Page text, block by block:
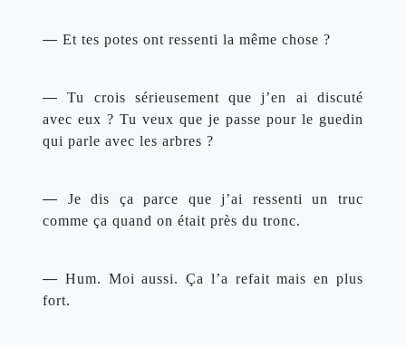
— Et tes potes ont ressenti la même chose ?
— Tu crois sérieusement que j’en ai discuté
avec eux ? Tu veux que je passe pour le guedin
qui parle avec les arbres ?
—
Je dis ça parce que j’ai ressenti un truc
comme ça quand on était près du tronc.
— Hum. Moi aussi. Ça l’a refait mais en plus
fort.